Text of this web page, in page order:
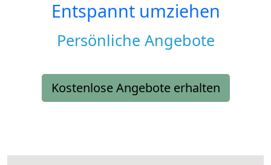
Entspannt umziehen
Persönliche Angebote
Kostenlose Angebote erhalten